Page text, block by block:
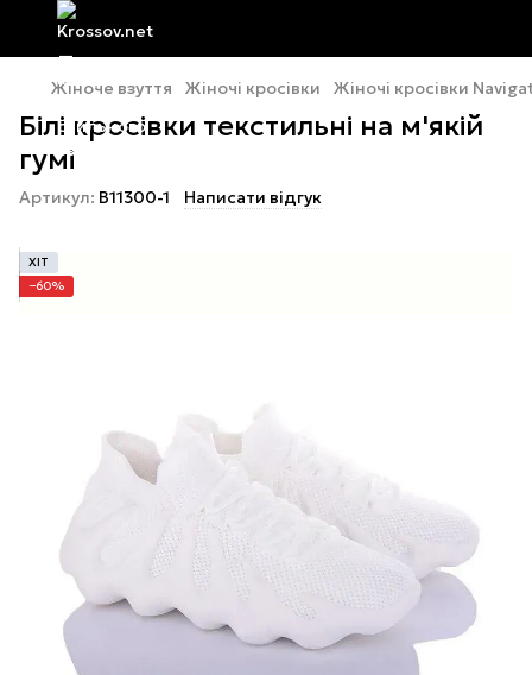
Жіноче взуття Жіночі кросівки Жіночі кросівки
Білі кросівки текстильні на м'якій
гумі
Артикул: B11300-1 Написати відгук
ХІТ
−60%